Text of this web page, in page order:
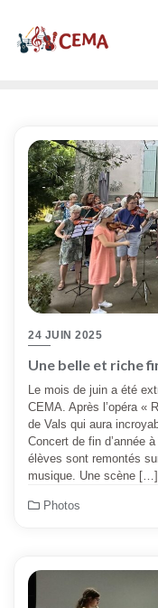
content
24 JUIN 2025
Une belle et riche
Le mois de juin a été
CEMA. Après l’opéra «
de Vals qui aura
Concert de fin d’année
élèves sont remontés
musique. Une scène […]
Photos